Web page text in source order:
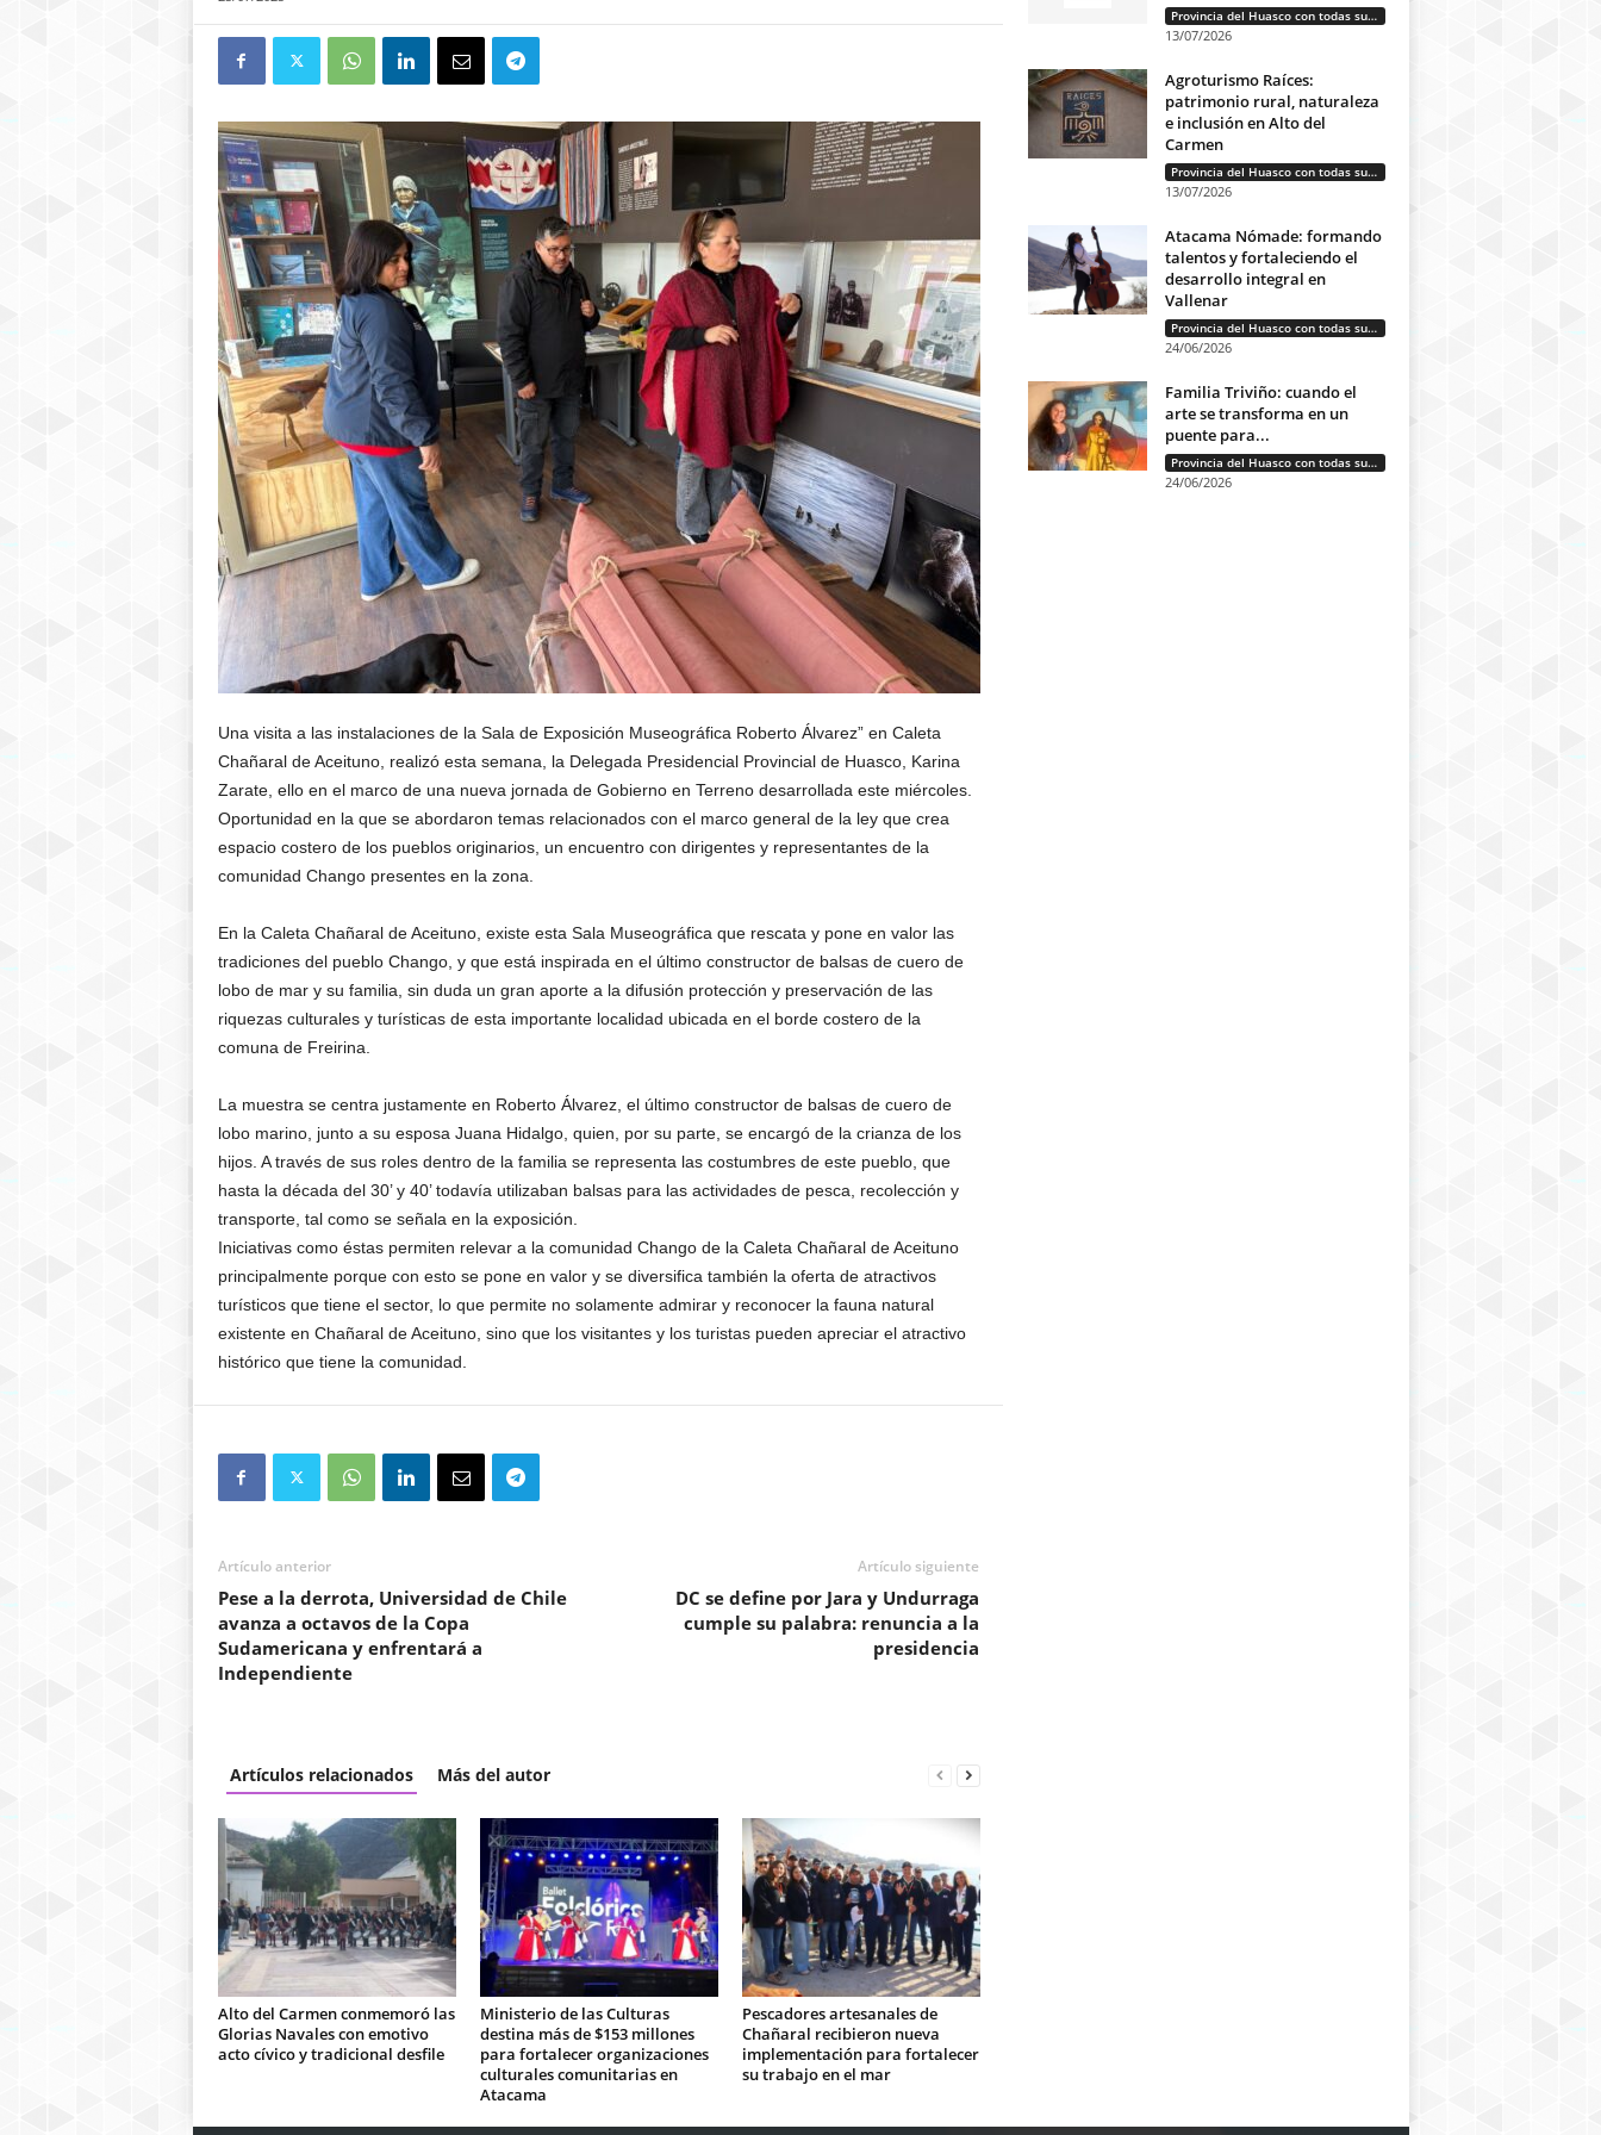
Una visita a las instalaciones de la Sala de Exposición Museográfica Roberto Álvarez” en Caleta
Chañaral de Aceituno, realizó esta semana, la Delegada Presidencial Provincial de Huasco, Karina
Zarate, ello en el marco de una nueva jornada de Gobierno en Terreno desarrollada este miércoles.
Oportunidad en la que se abordaron temas relacionados con el marco general de la ley que crea
espacio costero de los pueblos originarios, un encuentro con dirigentes y representantes de la
comunidad Chango presentes en la zona.
En la Caleta Chañaral de Aceituno, existe esta Sala Museográfica que rescata y pone en valor las
tradiciones del pueblo Chango, y que está inspirada en el último constructor de balsas de cuero de
lobo de mar y su familia, sin duda un gran aporte a la difusión protección y preservación de las
riquezas culturales y turísticas de esta importante localidad ubicada en el borde costero de la
comuna de Freirina.
La muestra se centra justamente en Roberto Álvarez, el último constructor de balsas de cuero de
lobo marino, junto a su esposa Juana Hidalgo, quien, por su parte, se encargó de la crianza de los
hijos. A través de sus roles dentro de la familia se representa las costumbres de este pueblo, que
hasta la década del 30’ y 40’ todavía utilizaban balsas para las actividades de pesca, recolección y
transporte, tal como se señala en la exposición.
Iniciativas como éstas permiten relevar a la comunidad Chango de la Caleta Chañaral de Aceituno
principalmente porque con esto se pone en valor y se diversifica también la oferta de atractivos
turísticos que tiene el sector, lo que permite no solamente admirar y reconocer la fauna natural
existente en Chañaral de Aceituno, sino que los visitantes y los turistas pueden apreciar el atractivo
histórico que tiene la comunidad.
Artículo anterior
Pese a la derrota, Universidad de Chile
avanza a octavos de la Copa
Sudamericana y enfrentará a
Independiente
Artículo siguiente
DC se define por Jara y Undurraga
cumple su palabra: renuncia a la
presidencia
Artículos relacionados Más del autor
Alto del Carmen conmemoró las
Glorias Navales con emotivo
acto cívico y tradicional desfile
Ministerio de las Culturas
destina más de $153 millones
para fortalecer organizaciones
culturales comunitarias en
Atacama
Pescadores artesanales de
Chañaral recibieron nueva
implementación para fortalecer
su trabajo en el mar
Provincia del Huasco con todas sus letras: Historias que unen cultura, diversidad e identidad
13/07/2026
Agroturismo Raíces:
patrimonio rural, naturaleza
e inclusión en Alto del
Carmen
Provincia del Huasco con todas sus letras: Historias que unen cultura, diversidad e identidad
13/07/2026
Atacama Nómade: formando
talentos y fortaleciendo el
desarrollo integral en
Vallenar
Provincia del Huasco con todas sus letras: Historias que unen cultura, diversidad e identidad
24/06/2026
Familia Triviño: cuando el
arte se transforma en un
puente para...
Provincia del Huasco con todas sus letras: Historias que unen cultura, diversidad e identidad
24/06/2026